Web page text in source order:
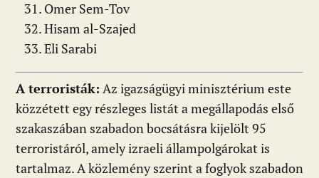
Omer Sem-Tov
Hisam al-Szajed
Eli Sarabi
A terroristák: Az igazságügyi minisztérium este
közzétett egy részleges listát a megállapodás első
szakaszában szabadon bocsátásra kijelölt 95
terroristáról, amely izraeli állampolgárokat is
tartalmaz. A közlemény szerint a foglyok szabadon